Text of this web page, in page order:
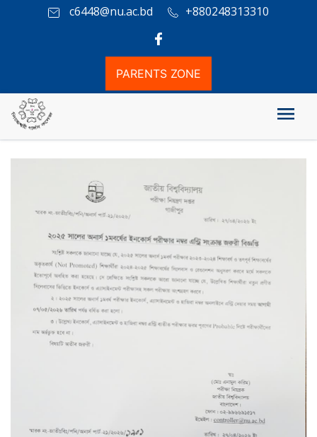
c6448@nu.ac.bd +880248313310
PARENTS ZONE
২০২৫ সালের অনার্স ১ম বর্ষের ইনকোর্স পরীক্ষার নম্বর এন্ট্রি সংক্রান্ত জরুরী বিজ্ঞপ্তি